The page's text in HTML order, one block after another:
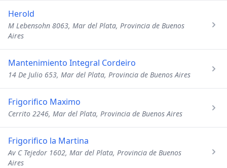
Herold
M Lebensohn 8063, Mar del Plata, Provincia de Buenos
Aires
Mantenimiento Integral Cordeiro
14 De Julio 653, Mar del Plata, Provincia de Buenos Aires
Frigorifico Maximo
Cerrito 2246, Mar del Plata, Provincia de Buenos Aires
Frigorifico la Martina
Av C Tejedor 1602, Mar del Plata, Provincia de Buenos
Aires